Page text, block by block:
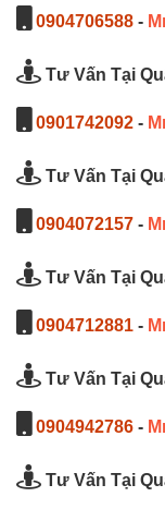
0904706588 -
Tư Vấn Tại
0901742092 -
Tư Vấn Tại
0904072157 -
Tư Vấn Tại
0904712881 -
Tư Vấn Tại
0904942786 -
Tư Vấn Tại